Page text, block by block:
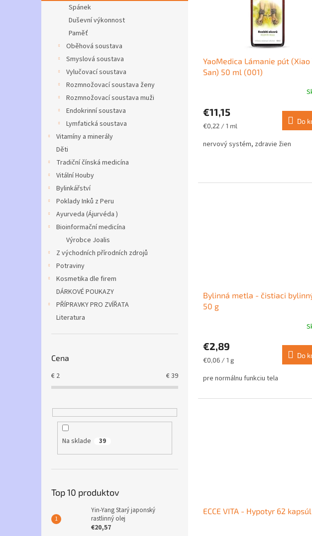
Spánek
Duševní výkonnost
Paměť
Oběhová soustava
Smyslová soustava
Vylučovací soustava
Rozmnožovací soustava ženy
Rozmnožovací soustava muži
Endokrinní soustava
Lymfatická soustava
Vitamíny a minerály
Děti
Tradiční čínská medicína
Vitální Houby
Bylinkářství
Poklady Inků z Peru
Ayurveda (Ájurvéda )
Bioinformační medicína
Výrobce Joalis
Z východních přírodních zdrojů
Potraviny
Kosmetika dle firem
DÁRKOVÉ POUKAZY
PŘÍPRAVKY PRO ZVÍŘATA
Literatura
Cena
€ 2 €39
Na sklade 39
Top 10 produktov
Yin-Yang Starý japonský
rastlinný olej
€20,57
YaoMedica Lámanie pút (Xiao
San) 50 ml (001)
€11,15
Jednotková
€0,22 / 1 ml
Do
nervový systém, zdravie žien
Bylinná metla - čistiaci
50 g
€2,89
Jednotková
€0,06 / 1 g
Do
pre normálnu funkciu tela
ECCE VITA - Hypotyr 62 kapsúl